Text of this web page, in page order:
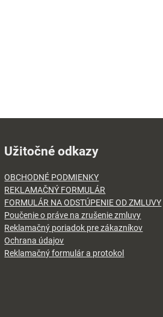
Užitočné odkazy
OBCHODNÉ PODMIENKY
REKLAMAČNÝ FORMULÁR
FORMULÁR NA ODSTÚPENIE OD ZMLUVY
Poučenie o práve na zrušenie zmluvy
Reklamačný poriadok pre zákazníkov
Ochrana údajov
Reklamačný formulár a protokol